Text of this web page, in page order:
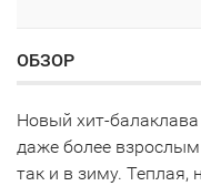
ОБЗОР
Новый хит-
даже более
так и в зиму. Теплая,